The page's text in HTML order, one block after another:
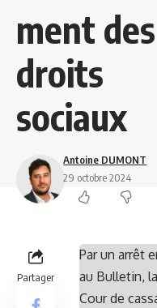
ment des
droits
sociaux
Antoine DUMONT
29 octobre 2024
Partager
Par un arrêt
au Bulletin,
Cour de